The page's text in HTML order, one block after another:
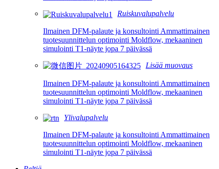
Ruiskuvalupalvelu
Ilmainen DFM-palaute ja konsultointi Ammattimainen
tuotesuunnittelun optimointi Moldflow, mekaaninen
simulointi T1-näyte jopa 7 päivässä
Lisää muovaus
Ilmainen DFM-palaute ja konsultointi Ammattimainen
tuotesuunnittelun optimointi Moldflow, mekaaninen
simulointi T1-näyte jopa 7 päivässä
Ylivalupalvelu
Ilmainen DFM-palaute ja konsultointi Ammattimainen
tuotesuunnittelun optimointi Moldflow, mekaaninen
simulointi T1-näyte jopa 7 päivässä